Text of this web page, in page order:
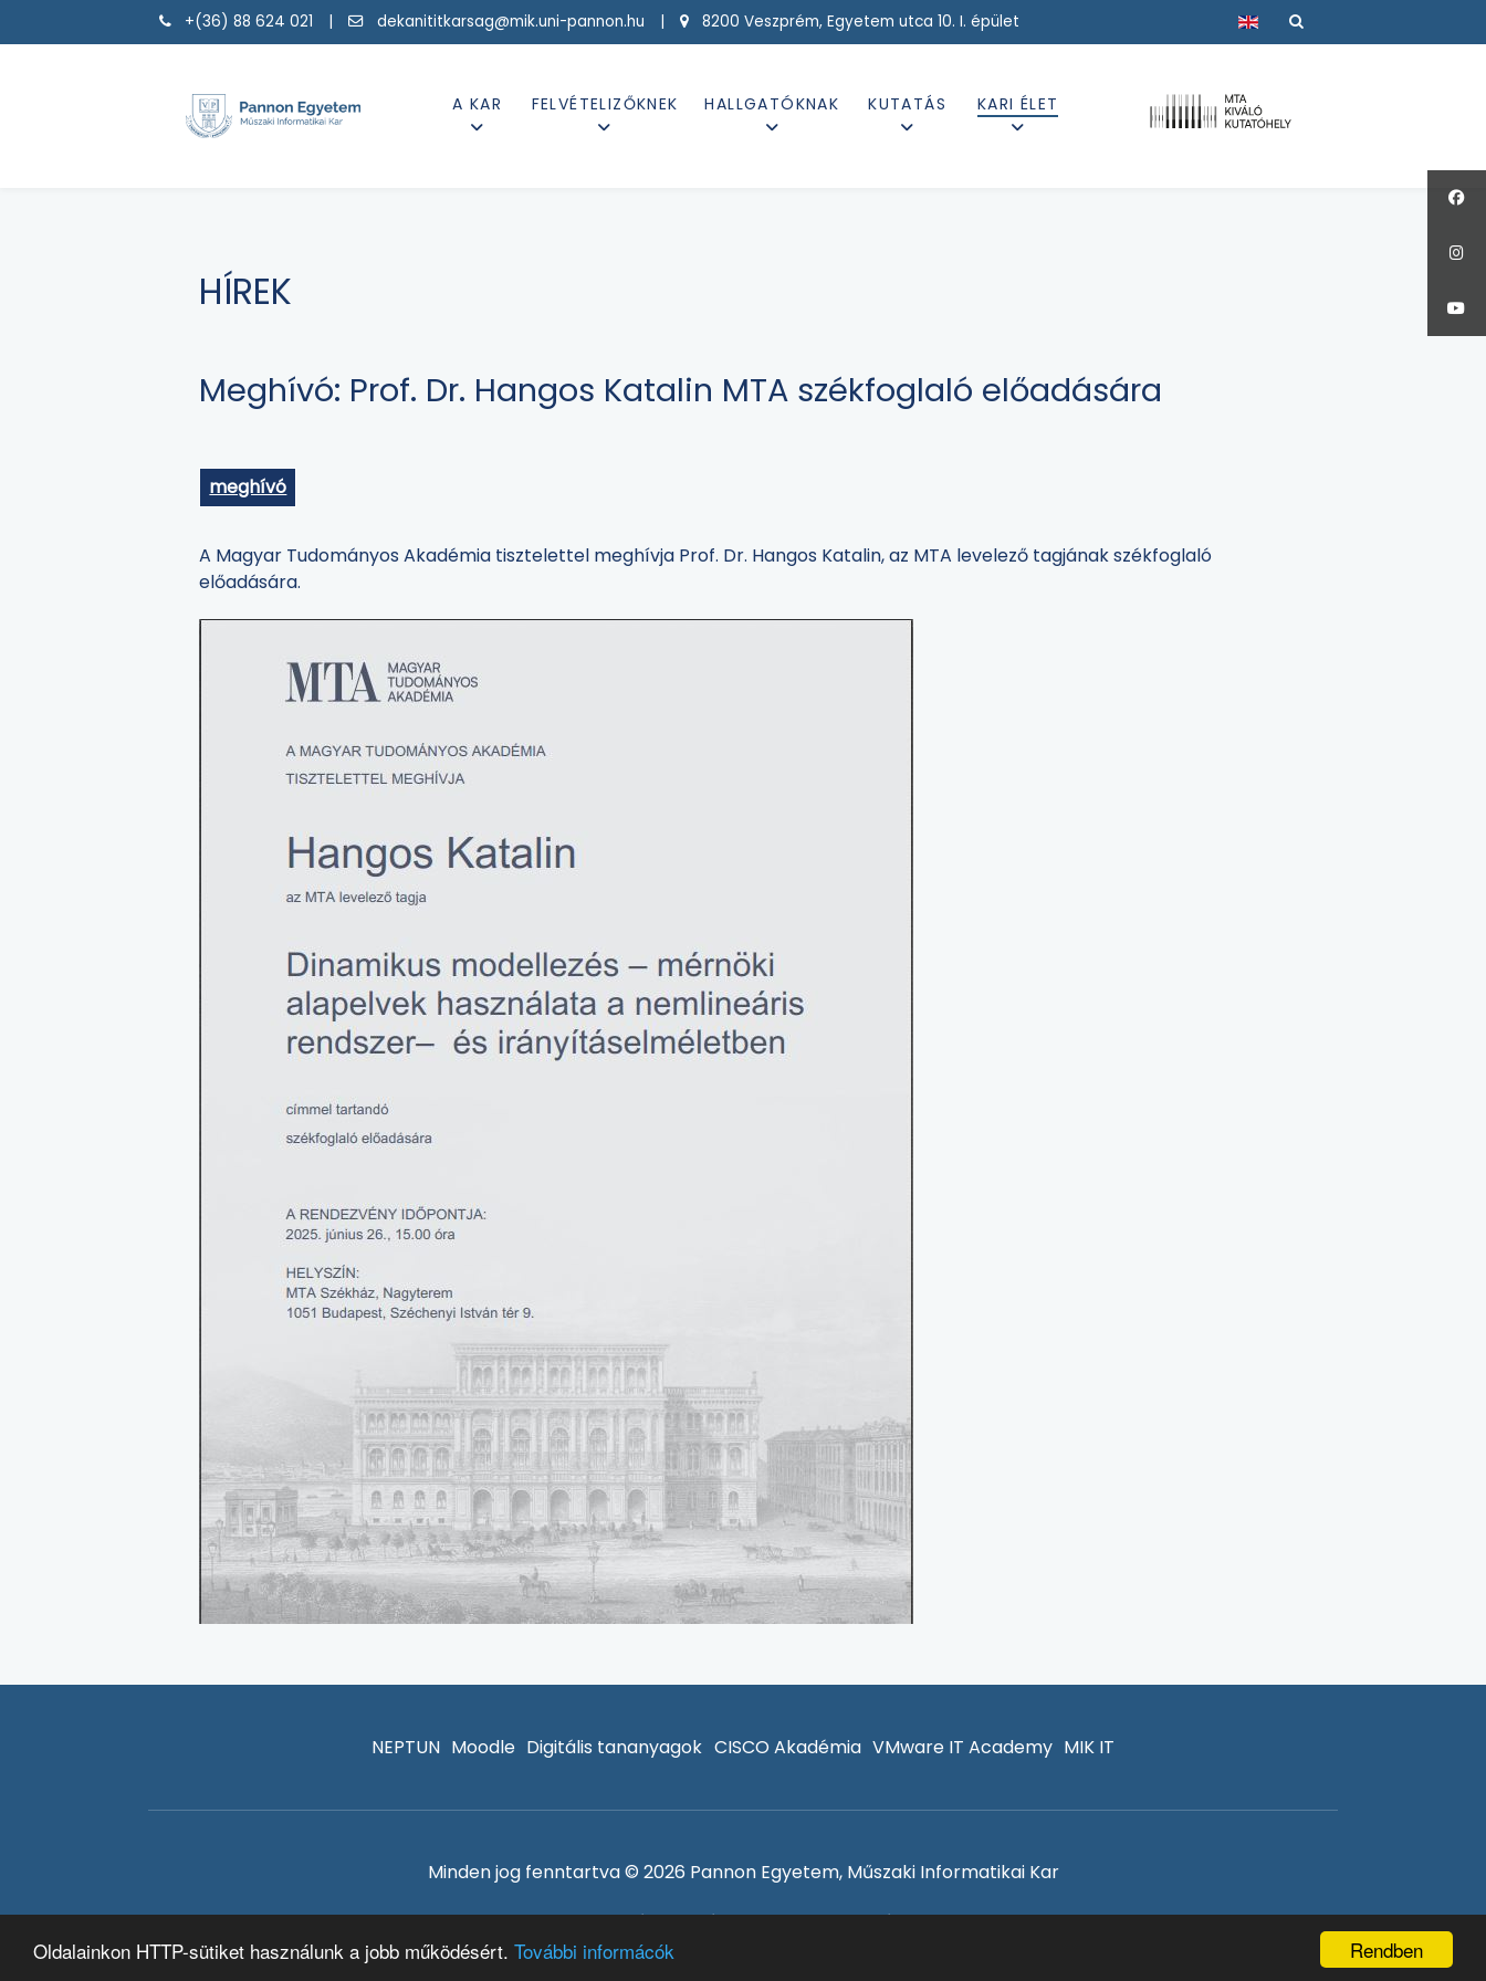
Rendben
Oldalainkon HTTP-sütiket használunk a jobb működésért. További informácók
+(36) 88 624 021 | dekanititkarsag@mik.uni-pannon.hu | 8200 Veszprém, Egyetem utca 10. I. épület Válasszon nyelvet
A KAR FELVÉTELIZŐKNEK HALLGATÓKNAK KUTATÁS KARI ÉLET
HÍREK
Meghívó: Prof. Dr. Hangos Katalin MTA székfoglaló előadására
meghívó
A Magyar Tudományos Akadémia tisztelettel meghívja Prof. Dr. Hangos Katalin, az MTA levelező tagjának székfoglaló
előadására.
NEPTUN Moodle Digitális tananyagok CISCO Akadémia VMware IT Academy MIK IT
Minden jog fenntartva © 2026 Pannon Egyetem, Műszaki Informatikai Kar
Adatvédelem és sütik Bejelentkezés